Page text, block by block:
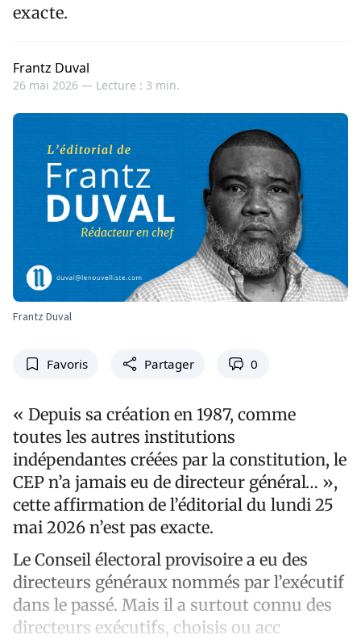
exacte.
Frantz Duval
26 mai 2026 — Lecture : 3 min.
Frantz Duval
Favoris Partager 0
« Depuis sa création en 1987, comme
toutes les autres institutions
indépendantes créées par la constitution, le
CEP n’a jamais eu de directeur général… »,
cette affirmation de l’éditorial du lundi 25
mai 2026 n’est pas exacte.
Le Conseil électoral provisoire a eu des
directeurs généraux nommés par l’exécutif
dans le passé. Mais il a surtout connu des
directeurs exécutifs, choisis ou acc